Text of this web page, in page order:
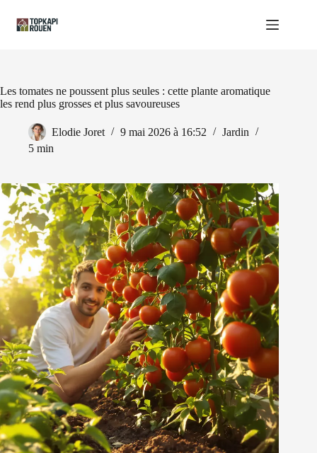
contenu
Les tomates ne poussent plus seules : cette plante aromatique
les rend plus grosses et plus savoureuses
Elodie Joret 9 mai 2026 à 16:52
Jardin
5 min